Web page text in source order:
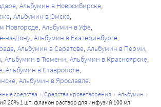
вскрытия. Неиспользованный остаток
уничтожить в соответствии с
стерильной воды для инъекций для
Альбумин человеческий в
% и выше существует потенциальный
гемолиза и острой почечной
Подходящими разбавителями
Альбумин в Новосибирске
Альбумин в Омске
Новгороде Альбумин в Уфе
на-Дону Альбумин в Екатеринбурге
Альбумин в Саратове Альбумин в Перми
Альбумин в Тюмени Альбумин в Красноярске
Альбумин в Ставрополе
Альбумин в Ярославле
средства средства кроветворения
альбумин
20% 1 шт. флакон раствор для инфузий 100 мл